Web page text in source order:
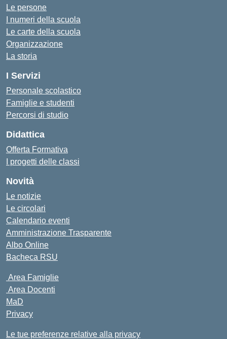
Le persone
I numeri della scuola
Le carte della scuola
Organizzazione
La storia
I Servizi
Personale scolastico
Famiglie e studenti
Percorsi di studio
Didattica
Offerta Formativa
I progetti delle classi
Novità
Le notizie
Le circolari
Calendario eventi
Amministrazione Trasparente
Albo Online
Bacheca RSU
Area Famiglie
Area Docenti
MaD
Privacy
Le tue preferenze relative alla privacy